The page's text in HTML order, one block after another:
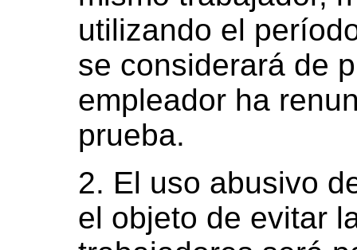
utilizando el
se considerará de
empleador ha
prueba.
2. El uso abusivo
el objeto de evitar